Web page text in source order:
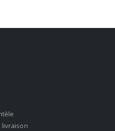
livraison